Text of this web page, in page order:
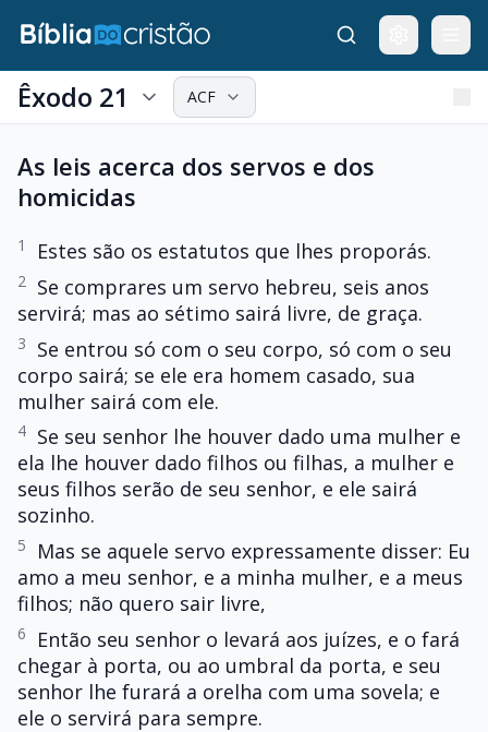
Êxodo 21 ACF
As leis acerca dos servos e dos
homicidas
1 Estes são os estatutos que lhes proporás.
2
Se comprares um servo hebreu, seis anos
servirá; mas ao sétimo sairá livre, de graça.
3
Se entrou só com o seu corpo, só com o seu
corpo sairá; se ele era homem casado, sua
mulher sairá com ele.
4 Se seu senhor lhe houver dado uma mulher e
ela lhe houver dado filhos ou filhas, a mulher e
seus filhos serão de seu senhor, e ele sairá
sozinho.
5
Mas se aquele servo expressamente disser: Eu
amo a meu senhor, e a minha mulher, e a meus
filhos; não quero sair livre,
6
Então seu senhor o levará aos juízes, e o fará
chegar à porta, ou ao umbral da porta, e seu
senhor lhe furará a orelha com uma sovela; e
ele o servirá para sempre.